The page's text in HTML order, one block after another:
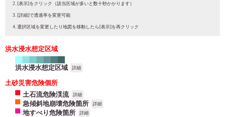
[表示]をクリック（該当区域が多いと数十秒かかります）
[詳細]で透過率を変更可能
選択区域を変更したり地図を移動したら[表示]を再クリック
洪水浸水想定区域
洪水浸水想定区域 詳細
土砂災害危険個所
土石流危険渓流
詳細
急傾斜地崩壊危険箇所 詳細
地すべり危険箇所 詳細